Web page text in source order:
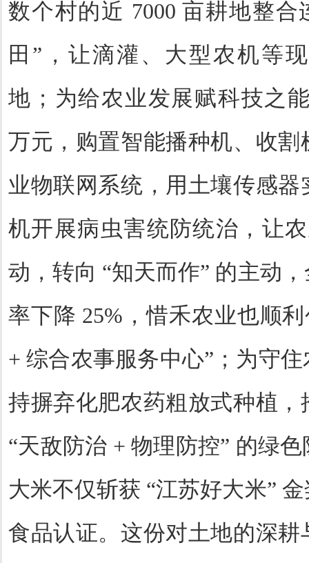
数个村的近 7000亩耕地整合
田”，让滴灌、大型农机等
地；为给农业发展赋科技之
万元，购置智能播种机、收
业物联网系统，用土壤传感
机开展病虫害统防统治，让
动，转向 “知天而作” 的主动
率下降 25% ，惜禾农业也顺
+综合农事服务中心”；为守
持摒弃化肥农药粗放式种植
“天敌防治 +物理防控” 的绿
大米不仅斩获 “江苏好大米”
食品认证。这份对土地的深